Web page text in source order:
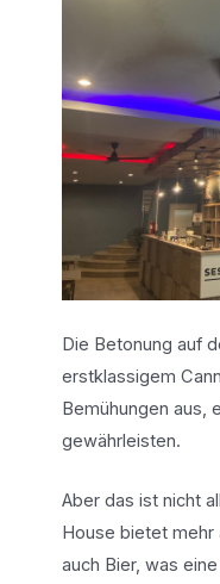
Die Betonung auf
erstklassigem
Bemühungen aus,
gewährleisten.
Aber das ist nicht
House bietet mehr
auch Bier, was